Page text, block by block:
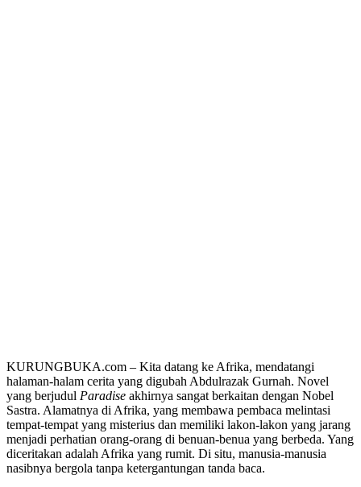
KURUNGBUKA.com – Kita datang ke Afrika, mendatangi
halaman-halam cerita yang digubah Abdulrazak Gurnah. Novel
yang berjudul Paradise akhirnya sangat berkaitan dengan Nobel
Sastra. Alamatnya di Afrika, yang membawa pembaca melintasi
tempat-tempat yang misterius dan memiliki lakon-lakon yang jarang
menjadi perhatian orang-orang di benuan-benua yang berbeda. Yang
diceritakan adalah Afrika yang rumit. Di situ, manusia-manusia
nasibnya bergola tanpa ketergantungan tanda baca.